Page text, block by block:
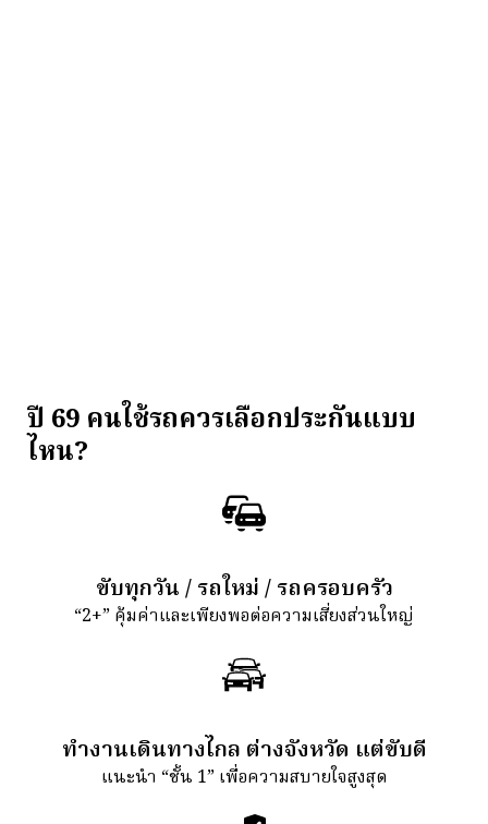
ปี 69 คนใช้รถควรเลือกประกันแบบ
ไหน?
ขับทุกวัน / รถใหม่ / รถครอบครัว
“2+” คุ้มค่าและเพียงพอต่อความเสี่ยงส่วนใหญ่
ทำงานเดินทางไกล ต่างจังหวัด แต่ขับดี
แนะนำ “ชั้น 1” เพื่อความสบายใจสูงสุด